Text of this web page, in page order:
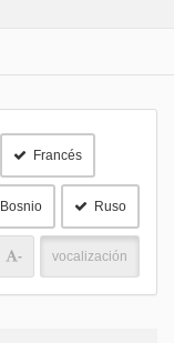
Francés
Bosnio Ruso
- vocalización